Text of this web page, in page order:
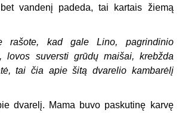
vandenį padeda, tai kartais žiemą
rašote, kad gale Lino, pagrindinio
lovos suversti grūdų maišai, krebžda
tai čia apie šitą dvarelio kambarėlį
dvarelį. Mama buvo paskutinę karvę